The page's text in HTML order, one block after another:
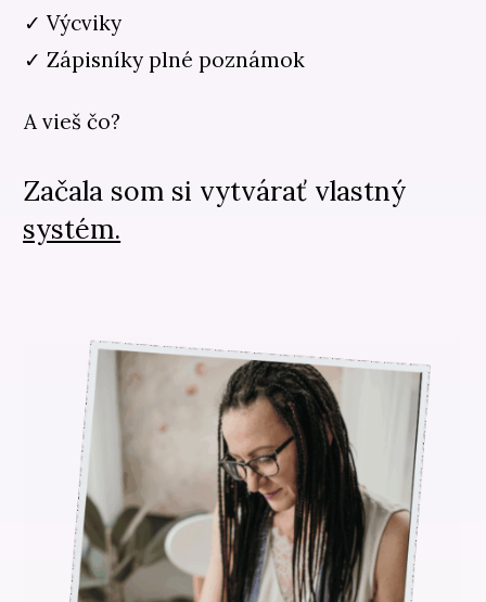
✓ Výcviky
✓ Zápisníky plné poznámok
A vieš čo?
Začala som si vytvárať vlastný
systém.